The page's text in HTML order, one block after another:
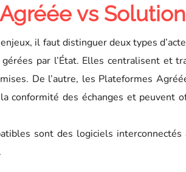
vs
il faut distinguer deux types
gérées par l’État. Elles centralisent et
De l’autre, les Plateformes
conformité des échanges et
sont des logiciels